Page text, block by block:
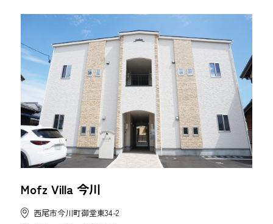
Mofz Villa 今川
西尾市今川町御堂東34-2